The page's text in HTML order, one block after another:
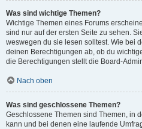
Was sind wichtige Themen?
Wichtige Themen eines Forums
sind nur auf der ersten Seite zu sehen.
weswegen du sie lesen solltest. Wie bei
deinen Berechtigungen ab, ob du
die Berechtigungen stellt die Board-
Nach oben
Was sind geschlossene Themen?
Geschlossene Themen sind Themen, in
kann und bei denen eine laufende